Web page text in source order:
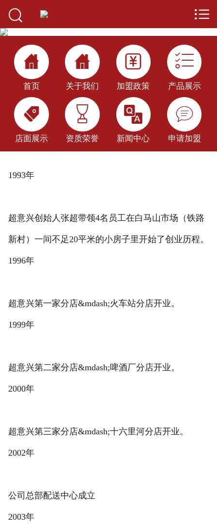
关于我们
产品展示
加盟优势
加盟政策
店面展示
首页



首页

关于我们

加盟政策

产品展示

店面展示

资质荣誉

新闻中心

申请加盟
1993年
超意兴创始人张超带领4名员工在白马山市场（铁路
新村）一间不足20平米的小房子里开始了创业历程。
1996年
超意兴第一家分店&mdash;火车站分店开业。
1999年
超意兴第二家分店&mdash;啤酒厂分店开业。
2000年
超意兴第三家分店&mdash;十六里河分店开业。
2002年
公司总部配送中心成立
2003年